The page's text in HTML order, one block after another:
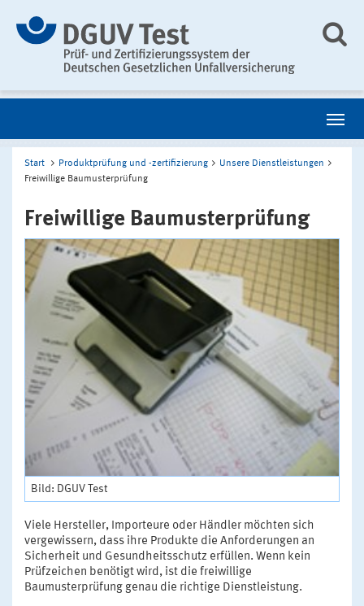
Start Produktprüfung und -zertifizierung
Unsere Dienstleistungen
Freiwillige Baumusterprüfung
Freiwillige Baumusterprüfung
Bild: DGUV Test
Viele Hersteller, Importeure oder Händler möchten sich
vergewissern, dass ihre Produkte die Anforderungen an
Sicherheit und Gesundheitsschutz erfüllen. Wenn kein
Prüfzeichen benötigt wird, ist die freiwillige
Baumusterprüfung genau die richtige Dienstleistung.